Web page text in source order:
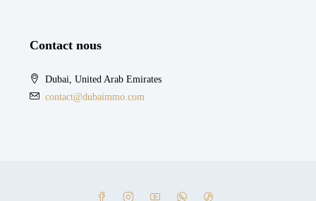
Contact nous
Dubai, United Arab Emirates
contact@dubaimmo.com